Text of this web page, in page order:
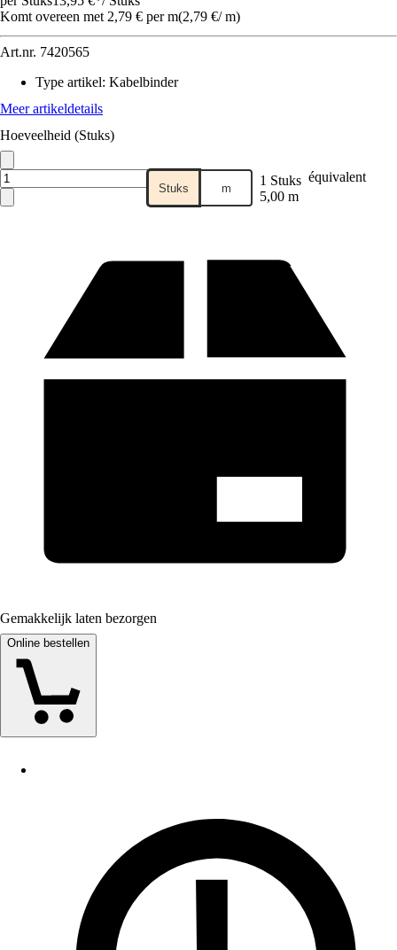
Komt overeen met 2,79 € per m(2,79 €/ m)
Art.nr. 7420565
Type artikel: Kabelbinder
Meer artikeldetails
Hoeveelheid (Stuks)
Stuks m 1 Stuks équivalent
5,00 m
Gemakkelijk laten bezorgen
Online bestellen